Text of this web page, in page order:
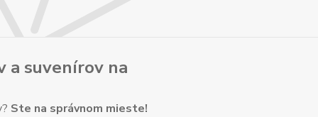
a suvenírov na
Ste na správnom mieste!